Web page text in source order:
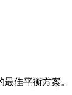
佳平衡方案。